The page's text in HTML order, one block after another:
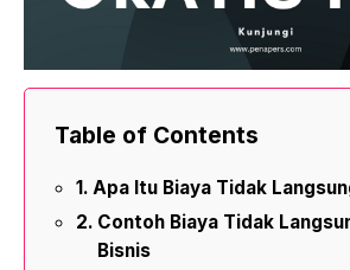
Table of Contents
Apa Itu Biaya Tidak
Contoh Biaya Tidak
Bisnis